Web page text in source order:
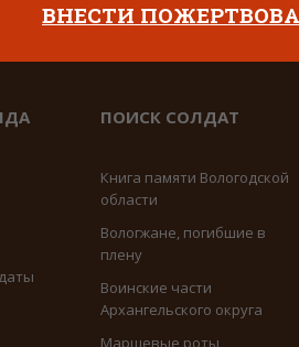
ВНЕСТИ
ПОИСК СОЛДАТ
Книга памяти Вологодской
области
Вологжане, погибшие в
плену
Воинские части
Архангельского округа
Маршевые роты